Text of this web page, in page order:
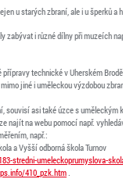
u starých zbraní, ale i u šperků a
zabývat i různé dílny při muzeích
přípravy technické v Uherském Brodě
jiné i uměleckou výzdobou
souvisí asi také úzce s uměleckým
najít na webu pomocí např.
např.:
a Vyšší odborná škola Turnov
stredni-umeleckoprumyslova-
410_pzk.htm.